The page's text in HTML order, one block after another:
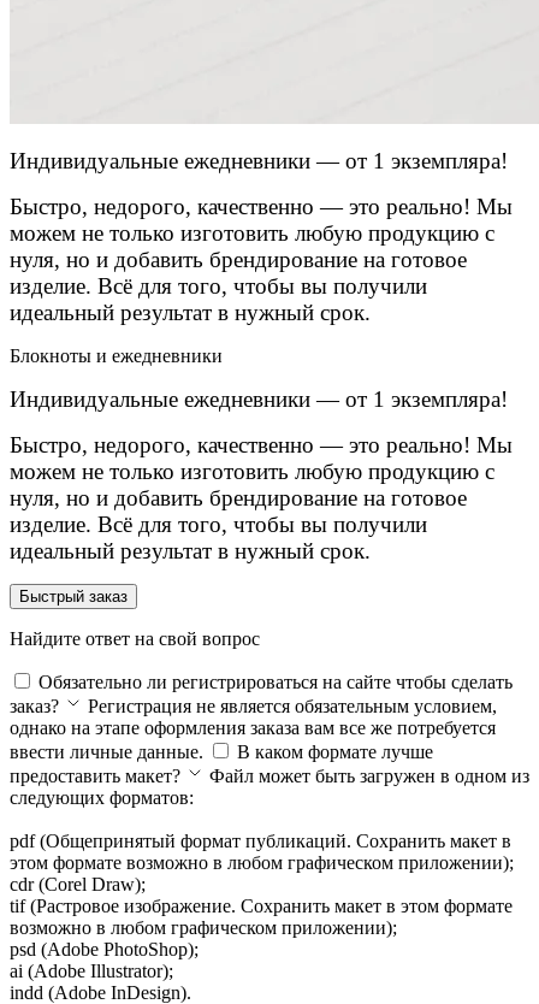
Индивидуальные ежедневники — от 1 экземпляра!
Быстро, недорого, качественно — это реально! Мы
можем не только изготовить любую продукцию с
нуля, но и добавить брендирование на готовое
изделие. Всё для того, чтобы вы получили
идеальный результат в нужный срок.
Блокноты и ежедневники
Индивидуальные ежедневники — от 1 экземпляра!
Быстро, недорого, качественно — это реально! Мы
можем не только изготовить любую продукцию с
нуля, но и добавить брендирование на готовое
изделие. Всё для того, чтобы вы получили
идеальный результат в нужный срок.
Быстрый заказ
Найдите ответ на свой вопрос
Обязательно ли регистрироваться на сайте чтобы сделать
заказ?
Регистрация не является обязательным условием,
однако на этапе оформления заказа вам все же потребуется
ввести личные данные.
В каком формате лучше
предоставить макет?
Файл может быть загружен в одном из
следующих форматов:
pdf (Общепринятый формат публикаций. Сохранить макет в
этом формате возможно в любом графическом приложении);
cdr (Corel Draw);
tif (Растровое изображение. Сохранить макет в этом формате
возможно в любом графическом приложении);
psd (Adobe PhotoShop);
ai (Adobe Illustrator);
indd (Adobe InDesign).